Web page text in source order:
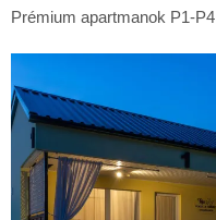
Prémium
P1-
P4
Prémium apartmanok P1-P4